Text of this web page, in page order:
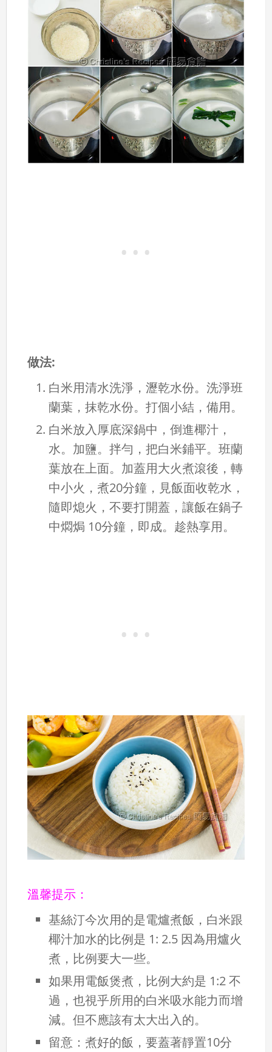
做法:
白米用清水洗淨，瀝乾水份。洗淨班
蘭葉，抹乾水份。打個小結，備用。
白米放入厚底深鍋中，倒進椰汁，
水。加鹽。拌勻，把白米鋪平。班蘭
葉放在上面。加蓋用大火煮滾後，轉
中小火，煮20分鐘，見飯面收乾水，
隨即熄火，不要打開蓋，讓飯在鍋子
中燜焗 10分鐘，即成。趁熱享用。
溫馨提示：
基絲汀今次用的是電爐煮飯，白米跟
椰汁加水的比例是 1: 2.5 因為用爐火
煮，比例要大一些。
如果用電飯煲煮，比例大約是 1:2 不
過，也視乎所用的白米吸水能力而增
減。但不應該有太大出入的。
留意：煮好的飯，要蓋著靜置10分